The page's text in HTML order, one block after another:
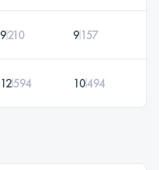
9210 9157
12594 10494